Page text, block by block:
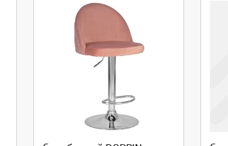
Выберите количество: